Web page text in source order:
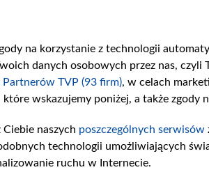
Regulamin | Polityka
na korzystanie z technologii
danych osobowych przez nas, czyli
TVP (93 firm), w celach
wskazujemy poniżej, a także
naszych poszczególnych serwisów
technologii umożliwiających
ruchu w Internecie.